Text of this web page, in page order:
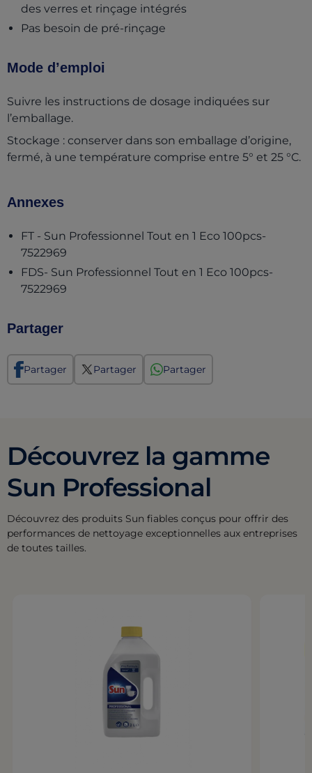
des verres et rinçage intégrés
Pas besoin de pré-rinçage
Mode d’emploi
Suivre les instructions de dosage indiquées sur
l’emballage.
Stockage : conserver dans son emballage d’origine,
fermé, à une température comprise entre 5° et 25 °C.
Annexes
FT - Sun Professionnel Tout en 1 Eco 100pcs-
7522969
FDS- Sun Professionnel Tout en 1 Eco 100pcs-
7522969
Partager
Partager Partager Partager
Découvrez la gamme
Sun Professional
Découvrez des produits Sun fiables conçus pour offrir des
performances de nettoyage exceptionnelles aux entreprises
de toutes tailles.